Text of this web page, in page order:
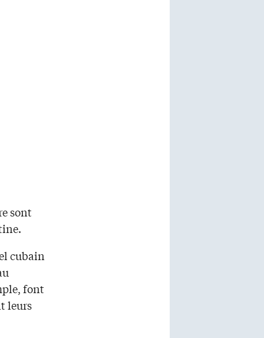
sont
cubain
font
leurs